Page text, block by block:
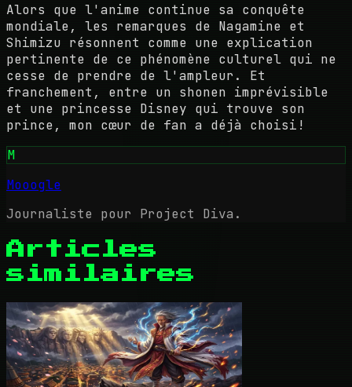
Alors que l'anime continue sa conquête
mondiale, les remarques de Nagamine et
Shimizu résonnent comme une explication
pertinente de ce phénomène culturel qui ne
cesse de prendre de l'ampleur. Et
franchement, entre un shonen imprévisible
et une princesse Disney qui trouve son
prince, mon cœur de fan a déjà choisi!
M
Mooogle
Journaliste pour Project Diva.
Articles
similaires